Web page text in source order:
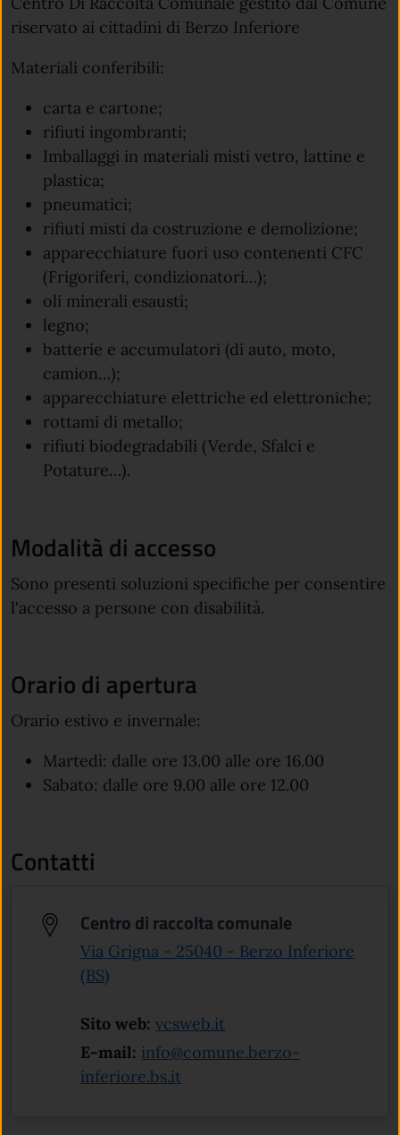
riservato ai cittadini di Berzo Inferiore
Materiali conferibili:
carta e cartone;
rifiuti ingombranti;
Imballaggi in materiali misti vetro, lattine e
plastica;
pneumatici;
rifiuti misti da costruzione e demolizione;
apparecchiature fuori uso contenenti CFC
(Frigoriferi, condizionatori…);
oli minerali esausti;
legno;
batterie e accumulatori (di auto, moto,
camion…);
apparecchiature elettriche ed elettroniche;
rottami di metallo;
rifiuti biodegradabili (Verde, Sfalci e
Potature…).
Modalità di accesso
Sono presenti soluzioni specifiche per consentire
l'accesso a persone con disabilità.
Orario di apertura
Orario estivo e invernale:
Martedì: dalle ore 13.00 alle ore 16.00
Sabato: dalle ore 9.00 alle ore 12.00
Contatti
Centro di raccolta comunale
Via Grigna - 25040 - Berzo Inferiore
(BS)
Sito web: vcsweb.it(apre in un'altra
E-mail: info@comune.berzo-
inferiore.bs.it